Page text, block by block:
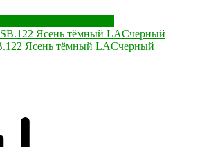
Ясень тёмный LACчерный